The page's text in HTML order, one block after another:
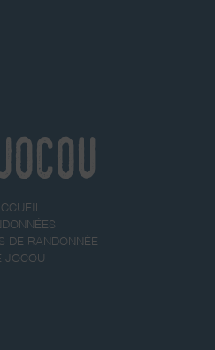
DE RANDONNÉE
JOCOU